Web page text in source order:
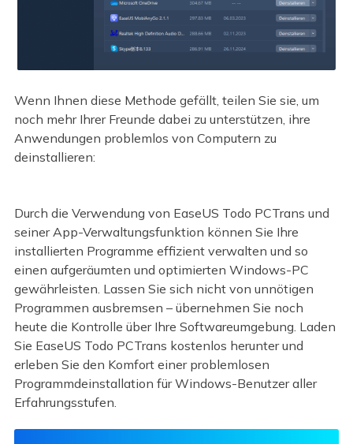
Wenn Ihnen diese Methode gefällt, teilen Sie sie, um
noch mehr Ihrer Freunde dabei zu unterstützen, ihre
Anwendungen problemlos von Computern zu
deinstallieren:
Durch die Verwendung von EaseUS Todo PCTrans und
seiner App-Verwaltungsfunktion können Sie Ihre
installierten Programme effizient verwalten und so
einen aufgeräumten und optimierten Windows-PC
gewährleisten. Lassen Sie sich nicht von unnötigen
Programmen ausbremsen – übernehmen Sie noch
heute die Kontrolle über Ihre Softwareumgebung. Laden
Sie EaseUS Todo PCTrans kostenlos herunter und
erleben Sie den Komfort einer problemlosen
Programmdeinstallation für Windows-Benutzer aller
Erfahrungsstufen.